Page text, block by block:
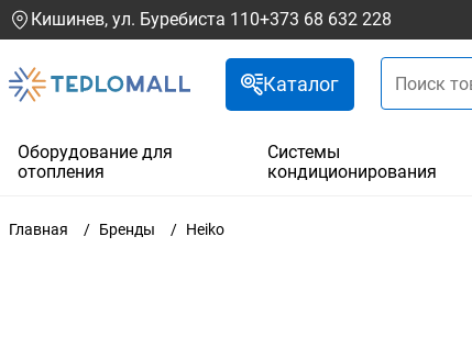
Кишинев, ул. Буребиста 110+373 68 632 228
Каталог
Оборудование для
отопления
Системы
кондиционирования
Главная Бренды Heiko